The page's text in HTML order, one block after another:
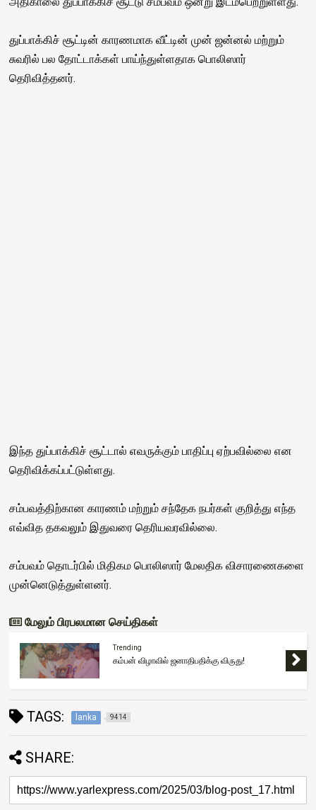
துப்பாக்கிச் சூட்டின் காரணமாக வீட்டின் முன் ஜன்னல் மற்றும்
சுவரில் பல தோட்டாக்கள் பாய்ந்துள்ளதாக பொலிஸார்
தெரிவித்தனர்.
இந்த துப்பாக்கிச் சூட்டால் எவருக்கும் பாதிப்பு ஏற்பவில்லை என
தெரிவிக்கப்பட்டுள்ளது.
சம்பவத்திற்கான காரணம் மற்றும் சந்தேக நபர்கள் குறித்து எந்த
எவ்வித தகவலும் இதுவரை தெரியவரவில்லை.
சம்பவம் தொடர்பில் மிதிகம பொலிஸார் மேலதிக விசாரணைகளை
முன்னெடுத்துள்ளனர்.
மேலும் பிரபலமான செய்திகள்
Trending
கம்பன் விழாவில் ஜனாதிபதிக்கு விருது!
TAGS: lanka 9414
SHARE: